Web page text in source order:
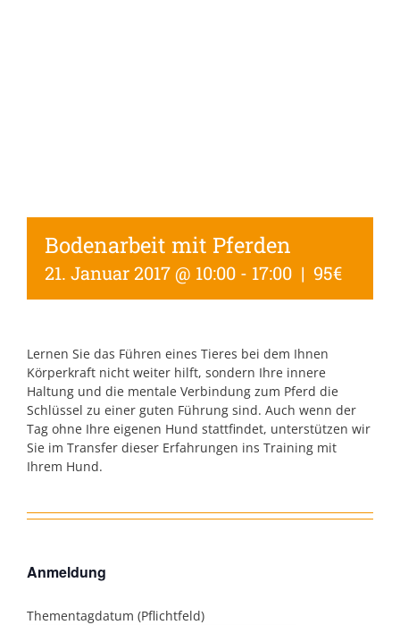
Bodenarbeit mit Pferden
21. Januar 2017 @ 10:00 - 17:00 | 95€
Lernen Sie das Führen eines Tieres bei dem Ihnen
Körperkraft nicht weiter hilft, sondern Ihre innere
Haltung und die mentale Verbindung zum Pferd die
Schlüssel zu einer guten Führung sind. Auch wenn der
Tag ohne Ihre eigenen Hund stattfindet, unterstützen wir
Sie im Transfer dieser Erfahrungen ins Training mit
Ihrem Hund.
Anmeldung
Thementagdatum (Pflichtfeld)